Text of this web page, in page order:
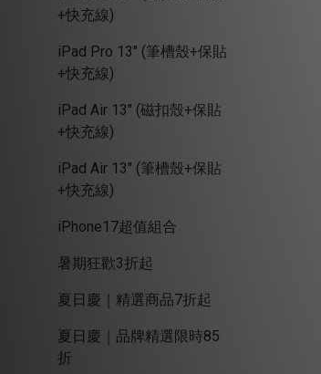
+快充線)
iPad Pro 13" (筆槽殼+保貼
+快充線)
iPad Air 13" (磁扣殼+保貼
+快充線)
iPad Air 13" (筆槽殼+保貼
+快充線)
iPhone17超值組合
暑期狂歡3折起
夏日慶｜精選商品7折起
夏日慶｜品牌精選限時85
折